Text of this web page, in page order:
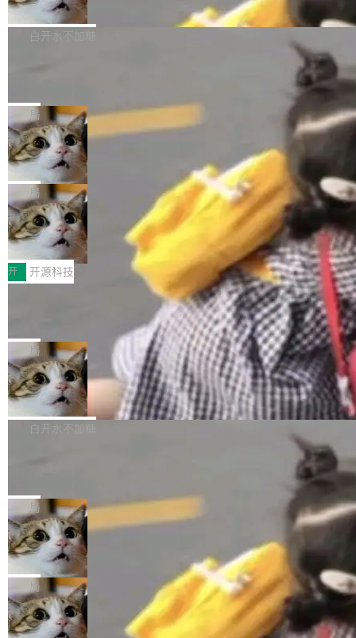
联 加...
经过人工复核，准确度令人满意。这一方法也为
社区爱好者提供了高效跟踪新版本的思路。
他宣布了一个新消息：从 2026 年 8 月 1 日起，
他可以全职维护 libexpat 了，最长 6 个月。发
库之一。你的操作系统、浏览器、无数的基础设
施软件，很可能都在用它。而过去十年，维护它
的人一直在用业余...
Firefox 153.0.3 现已发布，具体更新内容如
下： New Smart Window 包含多项增强功能：
gi?id=2019042">Bug&nbsp;2019042</a>）</l
i> <li>现在，助手可以直接使用 Exa 的网络搜索
结果回答问题，而无需将问题转交给搜索引擎。
（<a href="https://bugzilla.mozilla.org/show_
bug.cgi?id=204...
白开水不加糖
的 npm 包。项目的核心论点是：容器不适合 Ag
ent 计算。真正适合的，是 Isolate。 Cloudflare
工程师在这件事上没什么可谦虚的——他们用 W
orkers 跑了十年 Isolate。用 CEO Matthew Pri
nce 的话说：「我们一生都在用 Isolate 运行代
码，而 AI Agent 不需要容器，它们需要的是 Iso
late。」 容器为什么不合适 容器的问题在于启动
和销毁都太重了。一个 Agent 要执行的任务可能
只需要几毫秒的 CPU 时间，但容器从冷启动到
就绪要花数秒。如果未来有十...
局
OpenAI 公开邮件和聊天记录回应苹果
诉讼，称“Apple is getting this wron
g”
上个月，苹果一纸诉状把 OpenAI 告上法庭，指
控其挖角苹果前员工并窃取商业秘密。苹果的诉
状把 OpenAI 描述成一个系统性地从前东家挖
人、套取机密信息的对手。 OpenAI 没发律师
函，也没选择庭外沉默。它在官网贴了一篇博
文，标题只有六个字：Apple is getting this wro
ng。 然后，它把邮件往来和 iMessage 聊天记
录全贴了出来。 他发错人了 苹果外部律师 Gabr
iel Gross 来自 Weil 律所，2 月 23 日下午 5:53
给 OpenAI 总法律顾问 Che Chang 发了封邮
件，附了一封长信，要求 OpenAI 配合调查前苹
果员工带走机密信...
局
HUAWEI MatePad Edge上架WorkBu
ddy鸿蒙PC版，说话就能干活的AI办公
搭子
全能AI工作台WorkBuddy鸿蒙PC版上架HUAWE
I MatePad Edge应用市场，直接下载即可使
用，与鸿蒙电脑上的体验一致。值得一提的是，
这是目前市面上唯一支持平板接入WorkBuddy P
C版的产品，搭载“人机双写”重磅功能——你写
你的，AI写AI的，同屏协作互不干扰。一句话让
AI帮你干活，现在开启全新体验！ 温馨提示：
体验WorkBuddy鸿蒙PC版前，请将 HUAWEI M
atePad Edge 升级至 HarmonyOS 6.1.0.135S
P9 patch03及以上版本。 *升级路径：设置 > 搜
开 开源科技
FFmpeg 9.0 发布：代号“Lei”，以此纪
全球知名开源多媒体框架 FFmpeg 今天正式发
布了 9.0 版本。这个版本除了带来新一代音视频
处理能力和硬件加速支持之外，还有一个特殊之
处：FFmpeg 9.0 的代号是“Lei”。 这个名字，
来自中国开发者雷霄骅（Lei Xiaohua）。 对于
很多中国音视频开发者而言，这个名字并不陌
“启蒙老师”。 而今年，恰好是雷霄骅离世十周
年。FFmpeg 社区最终选择用一个大版本的名
字，留下了这份纪念。 雷霄骅曾是中国传媒大学
数字电视技术方向的博士生，长期从事视频、音
频技...
局
亚马逊成本失控：AI 写代码烧掉 1215
万元，超预算 860%
外媒近日曝光了亚马逊的多份内部报告显示，AI
导致公司在多个项目上超支。《金融时报》报道
编写程序，目标是完成电商平台作者信息与商品
列表的数据匹配 —— 一项常规的数据处理任
务，最终却产生了 180 万美元的账单，实际支出
超出原定预算 860%。 更令人意外的是，该项目
最终并未成功落地，而高额算力消耗持续运行长
达 5 个月，公司直到财务对账时才察觉异常。这
意味着一个无人看管的 AI 程序，在近半年时间
白开水不加糖
e CEO Clément Delangue 在 CNBC 的采访里
没有拐弯抹角。他说中国正在赢得 AI 竞赛，而
且按目前的速度，中国 AI 工具预计在今年底或
2027 年就能追上美国前沿实验室的水平。 Dela
ngue 把原因归结为一件事：开放协作。中国的
AI 开发者在一个共享和协作的生态里加速迭代，
而美国模型厂商在"闭门造车"。他的原话是 "buil
局
当 AI agent 把源码变成了最好的扩展系
统，开发者工具必须开源
五年前，David Crawshaw 问过很多软件工程师
一个问题：你写过什么给自己用的程序？答案几
乎都是没有。工程师们整天用别人写的程序写程
序给别人用。偶尔有人自己写个博客系统、智能
局